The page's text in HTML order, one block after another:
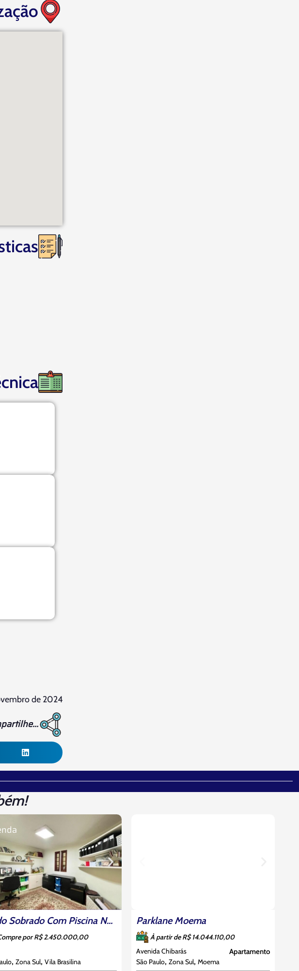
de 2024
Lindo Sobrado Com Piscina No Jardim Da Saúde
por R$ 2.450.000,00
, Zona Sul, Vila Brasilina
Você construiu uma carreira, uma
família, um legado. E agora,
chegou o momento em que o seu
lar deve refletir a magnitude da sua
história. Um lugar que não apenas